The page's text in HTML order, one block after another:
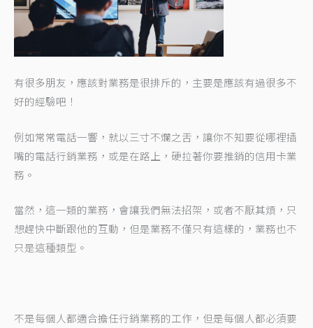
有很多朋友，應該對業務是很排斥的，主要是應該有過很多不
好的經驗吧！
例如常常電話一響，就以三寸不爛之舌，讓你不知要從哪裡插
嘴的電話行銷業務，或是在路上，硬拉著你要推銷的信用卡業
務。
當然，這一類的業務，會讓我們無法招架，或者不厭其煩，只
想趕快中斷跟他的互動，但是業務不僅只有這樣的，業務也不
只是這種類型。
不是每個人都適合擔任行銷業務的工作，但是每個人都必須要